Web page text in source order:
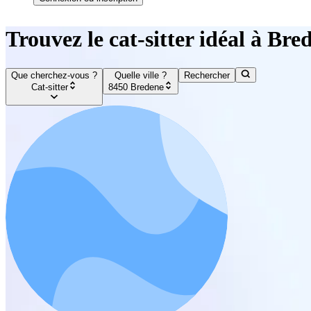
Trouvez le cat-sitter idéal à
Que cherchez-vous ?
Cat-sitter
Quelle ville ?
8450 Bredene
Rechercher